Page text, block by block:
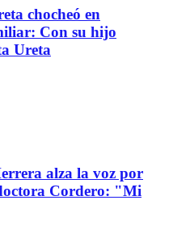
chocheó en
Con su hijo
Ureta
alza la voz por
Cordero: "Mi